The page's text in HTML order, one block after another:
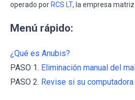
operado por RCS LT, la empresa matriz
Menú rápido:
¿Qué es Anubis?
PASO 1. Eliminación manual del
PASO 2. Revise si su